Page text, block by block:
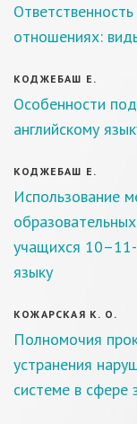
отношениях:
КОДЖЕБАШ Е.
Особенности
английскому
КОДЖЕБАШ Е.
Использование
учащихся 10–11-
языку
КОЖАРСКАЯ К. О.
Полномочия
устранения
системе в сфере